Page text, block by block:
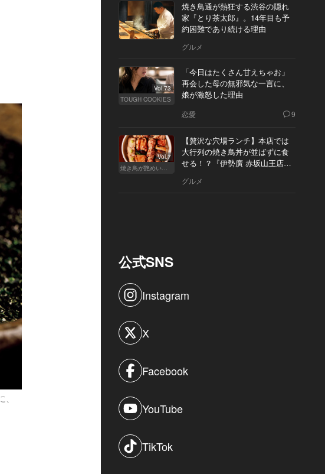
焼き鳥通が熱狂する渋谷の隠れ
家『とり茶太郎』。14年目も予
約困難であり続ける理由
グルメ
Vol.73
TOUGH COOKIES
「今日はたくさん甘えちゃお」
再会した母の無邪気な一言に、
娘が激怒した理由
恋愛 9
Vol.7
焼き鳥が艶めいてきた
【贅沢な穴場ランチ】本店では
大行列の焼き鳥丼が並ばずに食
せる！？『伊勢廣 赤坂山王店』
グルメ
公式SNS
Instagram
X
Facebook
YouTube
TikTok